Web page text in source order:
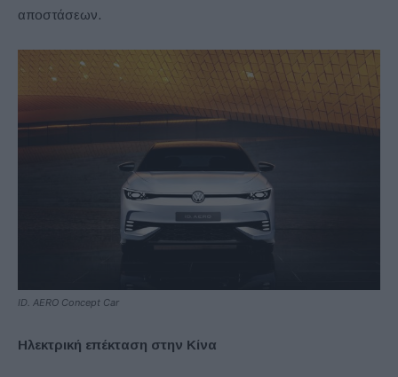
αποστάσεων.
ID. AERO Concept Car
Ηλεκτρική επέκταση στην Κίνα